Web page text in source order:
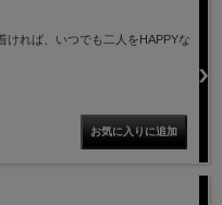
れば、いつでも二人をHAPPYな